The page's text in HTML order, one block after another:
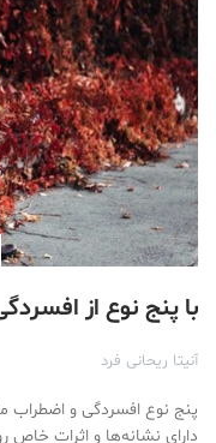
با پنج نوع از
آنیتا ریحانی فرد
پنج نوع افسردگی و اضطراب
دارای نشانه‌ها و اثرات خاص